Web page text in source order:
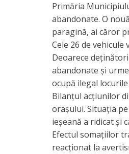
Primăria
abandonate. O
paragină, ai căror
Cele 26 de
Deoarece
abandonate și
ocupă ilegal
​Bilanțul acțiunilor
orașului. Situația
ieșeană a ridicat și
​Efectul somațiilor
reacționat la